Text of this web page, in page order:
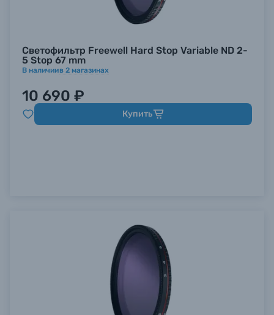
Светофильтр Freewell Hard Stop Variable ND 2-
5 Stop 67 mm
В наличиив 2 магазинах
10 690 ₽
Купить